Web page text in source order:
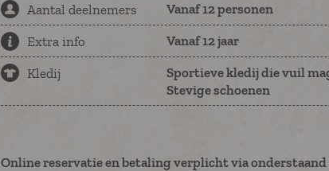
Aantal deelnemers Vanaf 12 personen
Extra info Vanaf 12 jaar
Kledij
Sportieve kledij die vuil
Stevige schoenen
Online reservatie en betaling verplicht via onderstaand